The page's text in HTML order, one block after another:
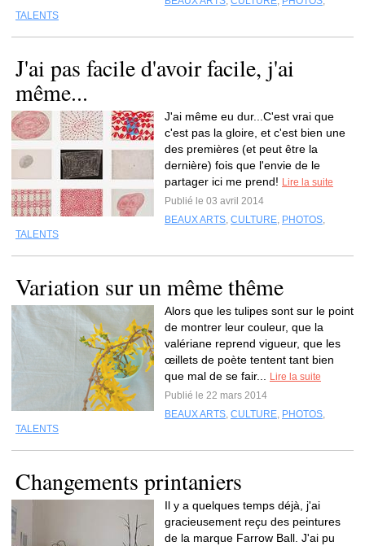
TALENTS
J'ai pas facile d'avoir facile, j'ai
même...
J'ai même eu dur...C'est vrai que
c'est pas la gloire, et c'est bien une
des premières (et peut être la
dernière) fois que l'envie de le
partager ici me prend! Lire la suite
Publié le 03 avril 2014
BEAUX ARTS, CULTURE, PHOTOS,
TALENTS
Variation sur un même thême
Alors que les tulipes sont sur le point
de montrer leur couleur, que la
valériane reprend vigueur, que les
œillets de poète tentent tant bien
que mal de se fair...
Lire la suite
Publié le 22 mars 2014
BEAUX ARTS, CULTURE, PHOTOS,
TALENTS
Changements printaniers
Il y a quelques temps déjà, j'ai
gracieusement reçu des peintures
de la marque Farrow Ball. J'ai pu